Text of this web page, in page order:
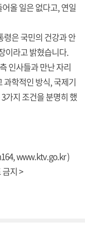
올 일은 없다고, 연일
령은 국민의 건강과 안
이라고 밝혔습니다.
인사들과 만난 자리
과학적인 방식, 국제기
가지 조건을 분명히 했
www.ktv.go.kr)
지 >